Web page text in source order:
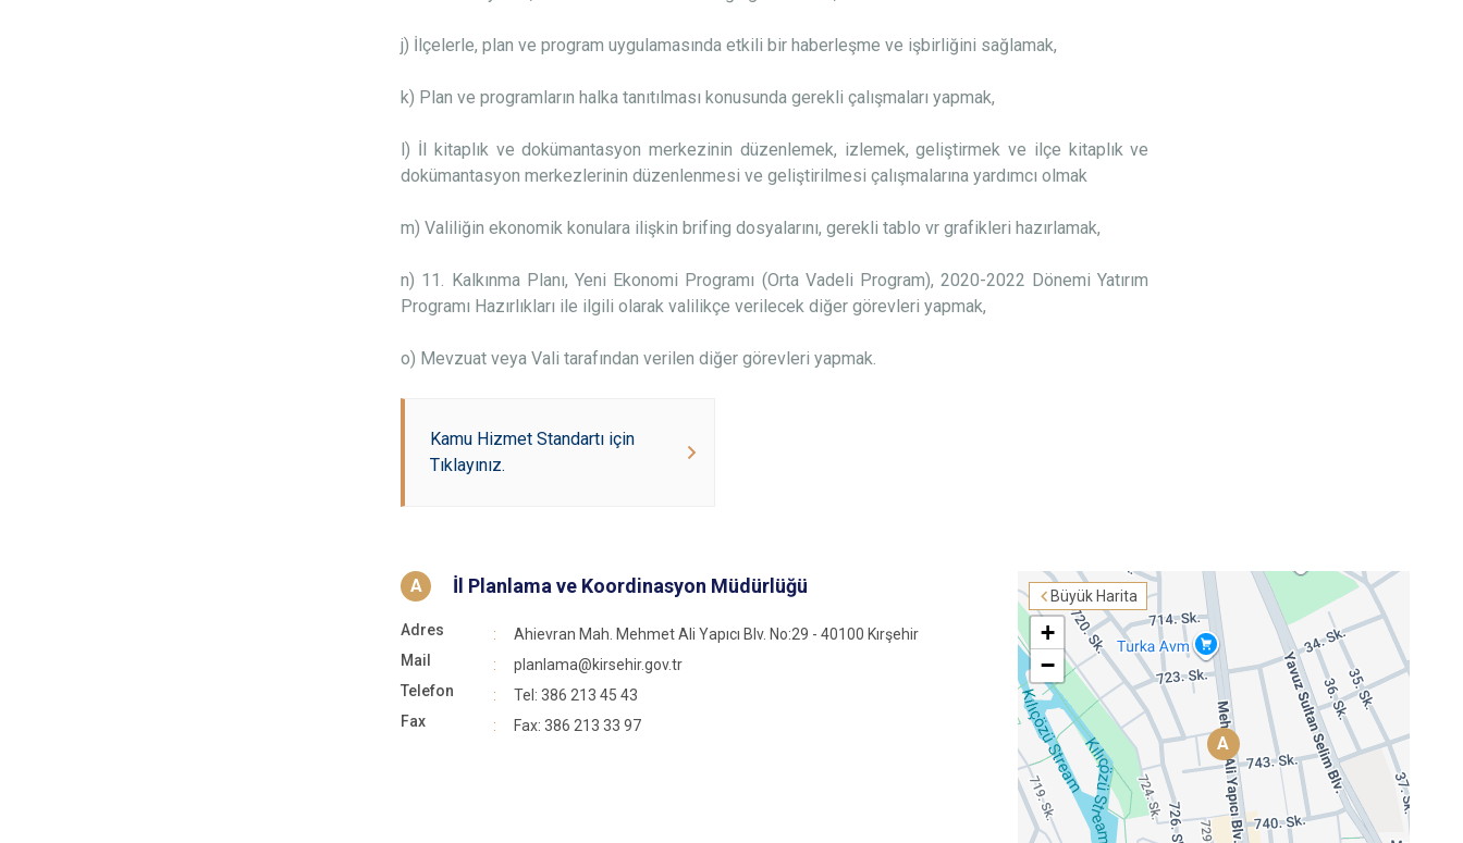
j) İlçelerle, plan ve program uygulamasında etkili bir haberleşme ve işbirliğini sağlamak,
k) Plan ve programların halka tanıtılması konusunda gerekli çalışmaları yapmak,
l) İl kitaplık ve dokümantasyon merkezinin düzenlemek, izlemek, geliştirmek ve ilçe kitaplık ve
dokümantasyon merkezlerinin düzenlenmesi ve geliştirilmesi çalışmalarına yardımcı olmak
m) Valiliğin ekonomik konulara ilişkin brifing dosyalarını, gerekli tablo vr grafikleri hazırlamak,
n) 11. Kalkınma Planı, Yeni Ekonomi Programı (Orta Vadeli Program),2020-2022 Dönemi Yatırım
Programı Hazırlıkları ile ilgili olarak valilikçe verilecek diğer görevleri yapmak,
o) Mevzuat veya Vali tarafından verilen diğer görevleri yapmak.
Kamu Hizmet Standartı için
Tıklayınız.
Büyük Harita
A
+
−
A İl Planlama ve Koordinasyon Müdürlüğü
Adres
Ahievran Mah. Mehmet Ali Yapıcı Blv. No:29 - 40100 Kırşehir
Mail
planlama@kirsehir.gov.tr
Telefon
Tel: 386 213 45 43
Fax
Fax: 386 213 33 97